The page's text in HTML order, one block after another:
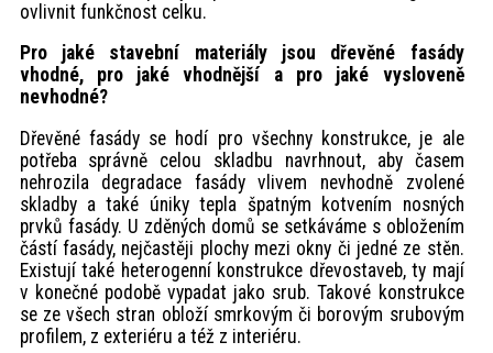
ovlivnit funkčnost celku.
Pro jaké stavební materiály jsou dřevěné fasády
vhodné, pro jaké vhodnější a pro jaké vysloveně
nevhodné?
Dřevěné fasády se hodí pro všechny konstrukce, je ale
potřeba správně celou skladbu navrhnout, aby časem
nehrozila degradace fasády vlivem nevhodně zvolené
skladby a také úniky tepla špatným kotvením nosných
prvků fasády. U zděných domů se setkáváme s obložením
částí fasády, nejčastěji plochy mezi okny či jedné ze stěn.
Existují také heterogenní konstrukce dřevostaveb, ty mají
v konečné podobě vypadat jako srub. Takové konstrukce
se ze všech stran obloží smrkovým či borovým srubovým
profilem, z exteriéru a též z interiéru.